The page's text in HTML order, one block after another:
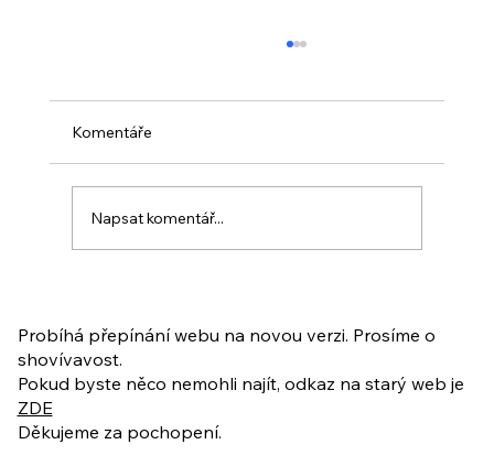
ukázkové lekce
Komentáře
Napsat komentář...
Probíhá přepínání webu na novou verzi. Prosíme o
shovívavost.
Pokud byste něco nemohli najít, odkaz na starý web je
ZDE
Děkujeme za pochopení.